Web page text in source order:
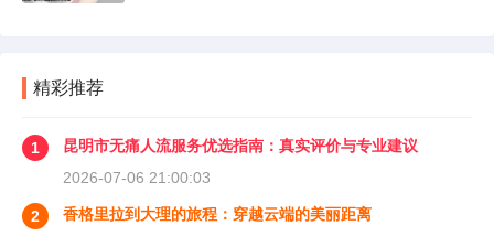
精彩推荐
1
昆明市无痛人流服务优选指南：真实评价与专业建议
2026-07-06 21:00:03
2
香格里拉到大理的旅程：穿越云端的美丽距离